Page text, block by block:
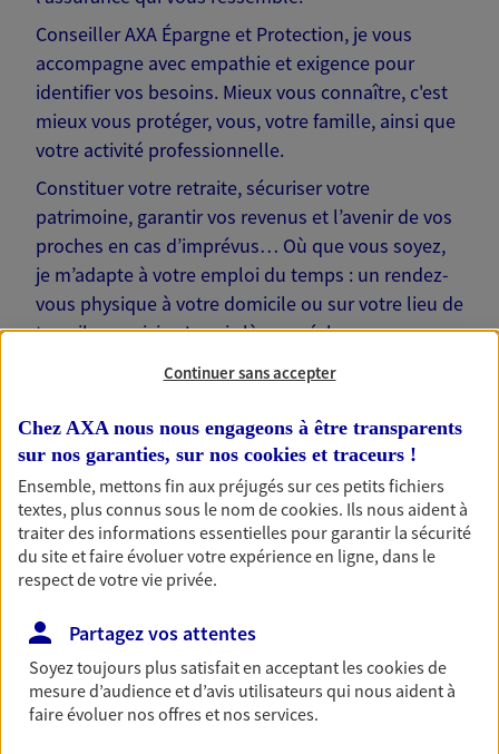
Conseiller AXA Épargne et Protection, je vous
accompagne avec empathie et exigence pour
identifier vos besoins. Mieux vous connaître, c'est
mieux vous protéger, vous, votre famille, ainsi que
votre activité professionnelle.
Constituer votre retraite, sécuriser votre
patrimoine, garantir vos revenus et l’avenir de vos
proches en cas d’imprévus… Où que vous soyez,
je m’adapte à votre emploi du temps : un rendez-
vous physique à votre domicile ou sur votre lieu de
travail, une visio. Je suis là pour échanger avec
Nos offres phares
Réalisez vos projets grâce à votre épargne : achat
immobilier, études des enfants ou voyage autour
du monde… Épargnez à votre rythme et
simplement, selon votre profil.
Continuer sans accepter
Chez AXA nous nous engageons à être transparents
sur nos garanties, sur nos cookies et traceurs !
Ensemble, mettons fin aux préjugés sur ces petits fichiers
textes, plus connus sous le nom decookies. Ils nous aident à
traiter des informations essentielles pour garantir la sécurité
du site et faire évoluer votre expérience en ligne, dans le
respect de votre vie privée.
Partagez vos attentes
Soyez toujours plus satisfait en acceptant lescookiesde
mesure d’audience et d’avis utilisateurs qui nous aident à
faire évoluer nos offres et nos services.